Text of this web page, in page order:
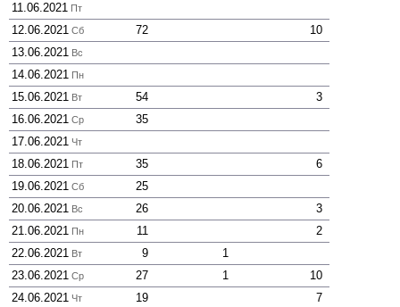
11.06.2021 Пт
12.06.2021 Сб 72
10
13.06.2021 Вс
14.06.2021 Пн
15.06.2021 Вт 54
3
16.06.2021 Ср
35
17.06.2021 Чт
18.06.2021 Пт 35
6
19.06.2021 Сб
25
20.06.2021 Вс 26
3
21.06.2021 Пн 11
2
22.06.2021 Вт 9
1
23.06.2021 Ср 27 1
10
24.06.2021 Чт 19
7